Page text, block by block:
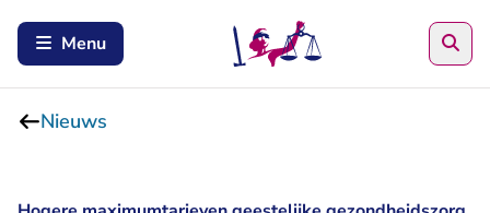
Menu
Nieuws